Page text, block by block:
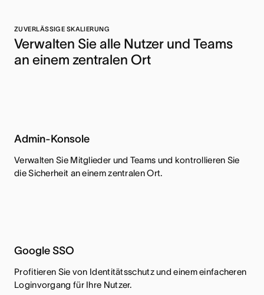
ZUVERLÄSSIGE SKALIERUNG
Verwalten Sie alle Nutzer und Teams
an einem zentralen Ort
Admin-Konsole
Verwalten Sie Mitglieder und Teams und kontrollieren Sie
die Sicherheit an einem zentralen Ort.
Google SSO
Profitieren Sie von Identitätsschutz und einem einfacheren
Loginvorgang für Ihre Nutzer.